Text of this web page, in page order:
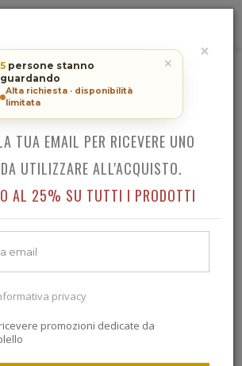
LOCMAN AMO LADY
guardando
Alta richiesta · disponibilità
limitata
×
SCONTO SUL TUO
ACQUISTO!
TUA EMAIL PER RICEVERE UNO
UTILIZZARE ALL'ACQUISTO.
AL 25% SU TUTTI I PRODOTTI
privacy
promozioni dedicate da